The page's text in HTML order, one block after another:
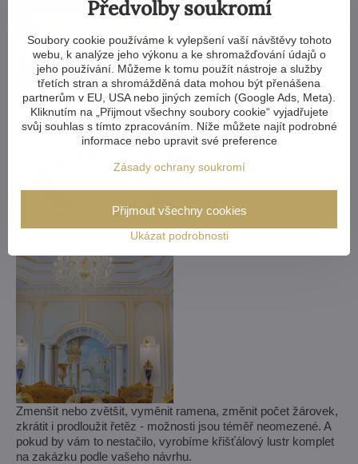
Zmenšit nebo zvětšit, vyměnit ramena, změnit počet žárovek,
zkrátit i prodloužit řetěz - možnosti jsou téměř neomezené. A
pokud by vám to nestačilo, vyrobíme křišťálový lustr komplet
na zakázku podle vašeho návrhu.
Předvolby soukromí
Soubory cookie používáme k vylepšení vaší návštěvy tohoto
webu, k analýze jeho výkonu a ke shromažďování údajů o
jeho používání. Můžeme k tomu použít nástroje a služby
třetích stran a shromážděná data mohou být přenášena
partnerům v EU, USA nebo jiných zemích (Google Ads, Meta).
Kliknutím na „Přijmout všechny soubory cookie“ vyjadřujete
svůj souhlas s tímto zpracováním. Níže můžete najít podrobné
informace nebo upravit své preference
Zásady ochrany soukromí
Ukázat podrobnosti
Přijmout všechny cookies